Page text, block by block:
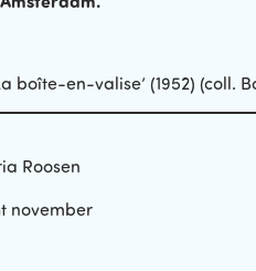
boîte-en-valise’ (1952) (coll.
Roosen
november